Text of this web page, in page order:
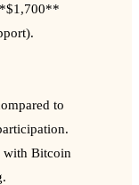
to
with Bitcoin